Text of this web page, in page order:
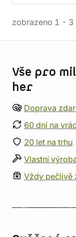
zobrazeno 1 - 3
Vše pro
her
Doprava
60 dní na
20 let na trhu
Vlastní
Vždy pečlivě